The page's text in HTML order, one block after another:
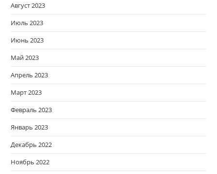
Август 2023
Июль 2023
Июнь 2023
Май 2023
Апрель 2023
Март 2023
Февраль 2023
Январь 2023
Декабрь 2022
Ноябрь 2022